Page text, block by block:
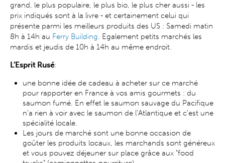
grand, le plus populaire, le plus bio, le plus cher aussi - les
prix indiqués sont à la livre - et certainement celui qui
présente parmi les meilleurs produits des US : Samedi matin
8h à 14h au Ferry Building. Egalement petits marchés les
mardis et jeudis de 10h à 14h au même endroit.
L’Esprit Rusé:
une bonne idée de cadeau à acheter sur ce marché
pour rapporter en France à vos amis gourmets : du
saumon fumé. En effet le saumon sauvage du Pacifique
n’a rien à voir avec le saumon de l’Atlantique et c’est une
spécialité locale.
Les jours de marché sont une bonne occasion de
goûter les produits locaux, les marchands sont généreux
et vous pouvez déjeuner sur place grâce aux "food